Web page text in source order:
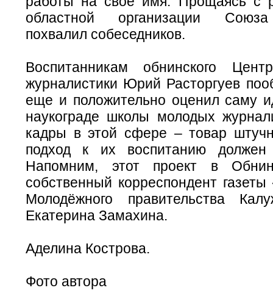
областной организации
похвалил собеседников.
Воспитанникам обнинского
журналистики Юрий Расторгуев
еще и положительно оценил саму
наукограде школы молодых
кадры в этой сфере – товар
подход к их воспитанию
Напомним, этот проект в
собственный корреспондент
Молодёжного правительства
Екатерина Замахина.
Аделина Кострова.
Фото автора